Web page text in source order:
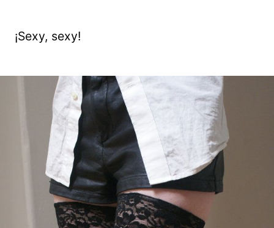
¡Sexy, sexy!